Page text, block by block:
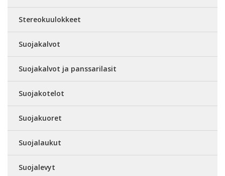
Stereokuulokkeet
Suojakalvot
Suojakalvot ja panssarilasit
Suojakotelot
Suojakuoret
Suojalaukut
Suojalevyt